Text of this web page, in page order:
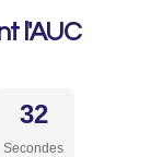
l'AUC
32
Secondes